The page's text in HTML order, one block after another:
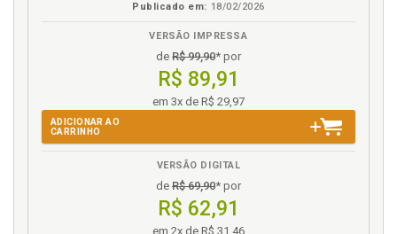
professor: o atestado de desvalorização do
Marco etário. Fixação de marco etário para a
aposentadoria e equipara-ção de gênero: evitando
aposentadorias precoces e benefícios de longo
Memória constitucional. Política pública de
aposentadoria e proteção previdenciária à velhice:
memória constitucional brasileira, p. 35
Publicado em: 18/02/2026
VERSÃO IMPRESSA
de R$ 99,90* por
R$ 89,91
em 3x de R$ 29,97
ADICIONAR AO
CARRINHO
VERSÃO DIGITAL
de R$ 69,90* por
R$ 62,91
em 2x de R$ 31,46